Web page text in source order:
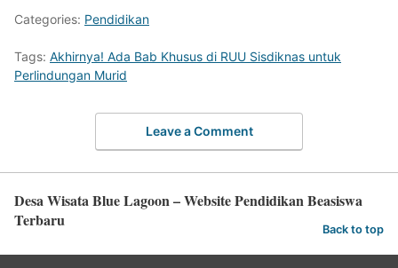
Categories: Pendidikan
Tags: Akhirnya! Ada Bab Khusus di RUU Sisdiknas untuk
Perlindungan Murid
Leave a Comment
Desa Wisata Blue Lagoon – Website Pendidikan Beasiswa
Terbaru
Back to top